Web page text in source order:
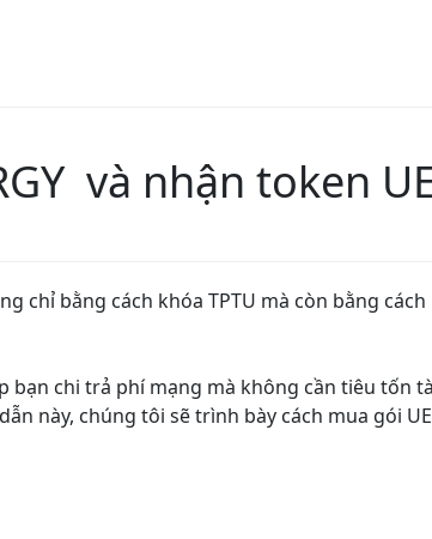
và nhận token
chỉ bằng cách khóa TPTU mà còn bằng
bạn chi trả phí mạng mà không cần tiêu tốn
này, chúng tôi sẽ trình bày cách mua gói